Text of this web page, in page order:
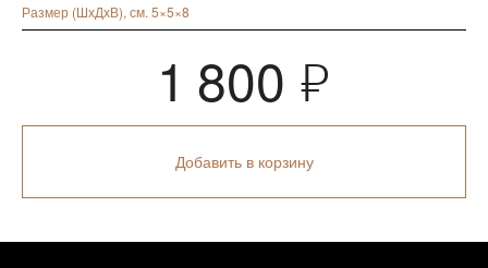
Размер (ШхДхВ), см. 5×5×8
1 800 Я
Добавить в корзину